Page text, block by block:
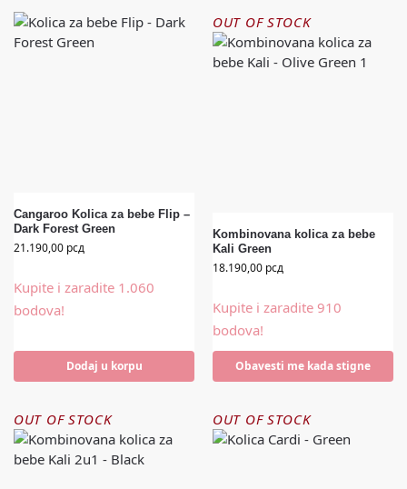
Cangaroo Kolica za bebe Flip –
Dark Forest Green
21.190,00 рсд
Kupite i zaradite 1.060
bodova!
Dodaj u korpu
OUT OF STOCK
Kombinovana kolica za bebe
Kali Green
18.190,00 рсд
Kupite i zaradite 910
bodova!
Obavesti me kada stigne
OUT OF STOCK OUT OF STOCK